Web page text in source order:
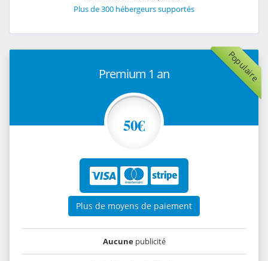
Plus de 300 hébergeurs supportés
Populaire
Premium 1 an
50€
Plus de moyens de paiement
Aucunepublicité